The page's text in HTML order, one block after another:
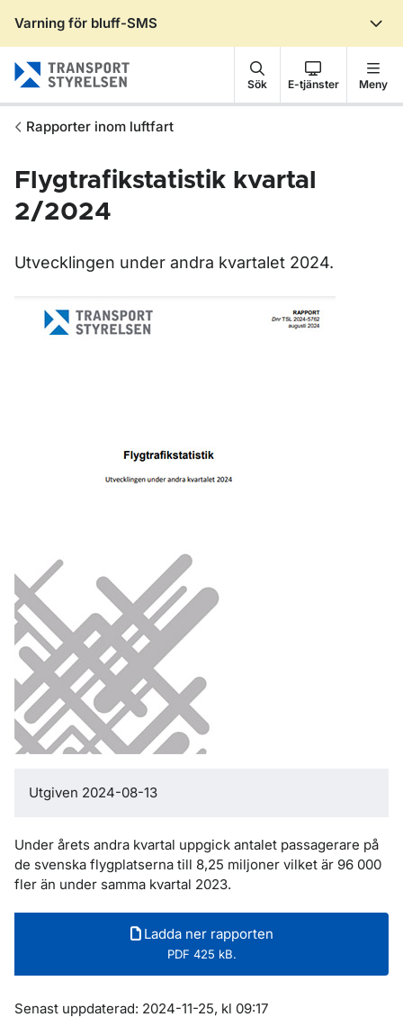
Varning för bluff-SMS
Sök E-tjänster Meny
Rapporter inom luftfart
Flygtrafikstatistik kvartal
2/2024
Utvecklingen under andra kvartalet 2024.
Utgiven 2024-08-13
Under årets andra kvartal uppgick antalet passagerare på
de svenska flygplatserna till 8,25 miljoner vilket är 96 000
fler än under samma kvartal 2023.
Ladda ner rapporten
PDF 425 kB.
Om sidan
Senast uppdaterad: 2024-11-25, kl 09:17